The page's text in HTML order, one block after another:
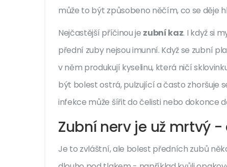
může to být způsobeno něčím, co se děje
Nejčastější příčinou je zubní kaz. I když si
přední zuby nejsou imunní. Když se zubní
v něm produkují kyselinu, která ničí
být bolest ostrá, pulzující a často zhoršuje
infekce může šířit do čelisti nebo dokonce
Zubní nerv je už mrtvý
Je to zvláštní, ale bolest předních zubů